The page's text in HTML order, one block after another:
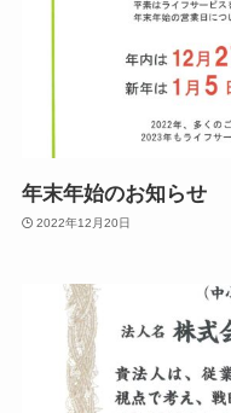
年末年始のお知らせ
2022年12月20日